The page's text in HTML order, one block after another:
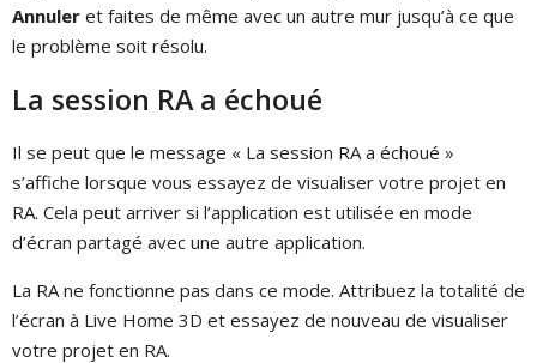
Annuler et faites de même avec un autre mur jusqu’à ce que
le problème soit résolu.
La session RA a échoué
Il se peut que le message « La session RA a échoué »
s’affiche lorsque vous essayez de visualiser votre projet en
RA. Cela peut arriver si l’application est utilisée en mode
d’écran partagé avec une autre application.
La RA ne fonctionne pas dans ce mode. Attribuez la totalité de
l’écran à Live Home 3D et essayez de nouveau de visualiser
votre projet en RA.